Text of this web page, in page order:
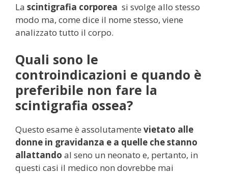
La scintigrafia corporea si svolge allo stesso
modo ma, come dice il nome stesso, viene
analizzato tutto il corpo.
Quali sono le
controindicazioni e quando è
preferibile non fare la
scintigrafia ossea?
Questo esame è assolutamente vietato alle
donne in gravidanza e a quelle che stanno
allattando al seno un neonato e, pertanto, in
questi casi il medico non dovrebbe mai